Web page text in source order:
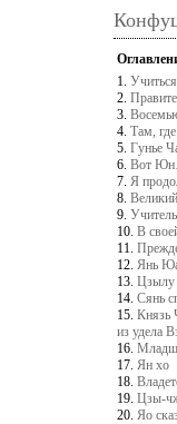
1. Учиться
2.
3.
4. Там,
5. Гунье
6. Вот
7. Я
8.
9.
10. В
11.
12. Янь
13. Цзылу
14. Сянь
15. Князь
из удела
16.
17. Ян хо
18.
19. Цзы-
20. Яо